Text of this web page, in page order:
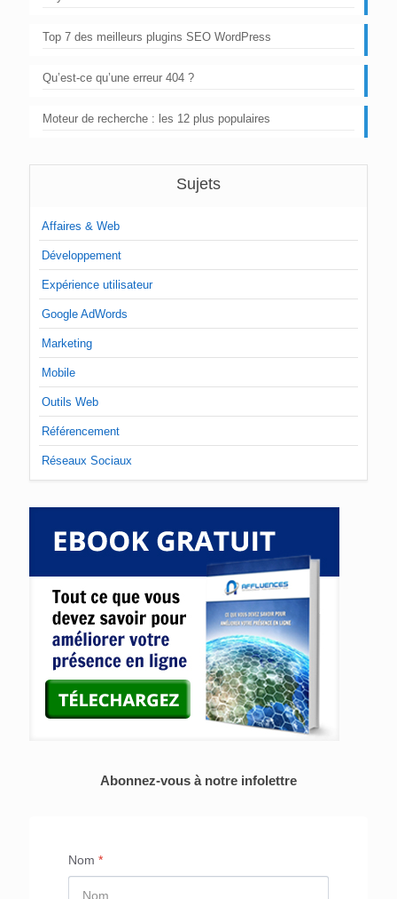
Top 7 des meilleurs plugins SEO WordPress
Qu’est-ce qu’une erreur 404 ?
Moteur de recherche : les 12 plus populaires
Sujets
Affaires & Web
Développement
Expérience utilisateur
Google AdWords
Marketing
Mobile
Outils Web
Référencement
Réseaux Sociaux
Abonnez-vous à notre infolettre
Nom *